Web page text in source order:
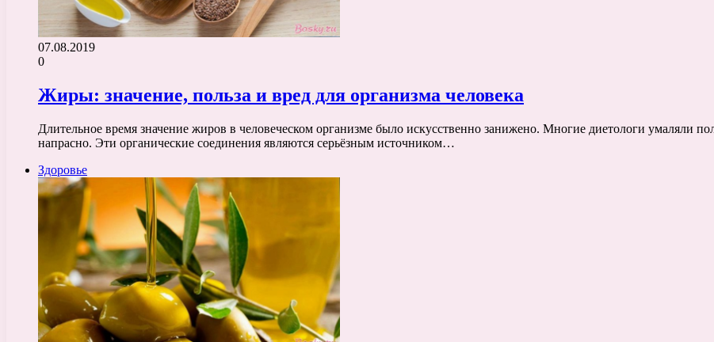
07.08.2019
0
Жиры: значение, польза и вред для организма человека
Длительное время значение жиров в человеческом организме было искусственно занижено. Многие диетологи умаляли
напрасно. Эти органические соединения являются серьёзным источником…
Здоровье